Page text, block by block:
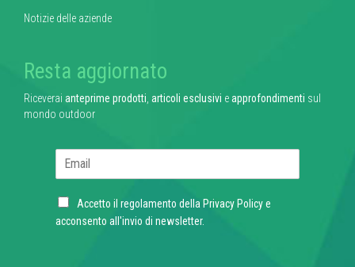
Notizie delle aziende
Resta aggiornato
Riceverai anteprime prodotti articoli esclusivi eapprofondimenti sul
mondo outdoor
l
C
h
Accetto il regolamento della Privacy Policye
acconsento all'invio di newsletter.